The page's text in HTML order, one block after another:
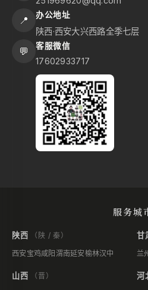
📍 办公地址
陕西·西安大兴西路全季七层
💬 客服微信
17602933717
服务城
陕西
（陕 / 秦）
西安宝鸡咸阳 渭南延安榆林汉中
甘
兰
山西
（晋）
河